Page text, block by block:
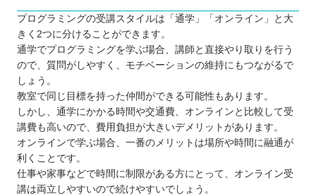
プログラミングの受講スタイルは「通学」「オンライン」と大
きく2つに分けることができます。
通学でプログラミングを学ぶ場合、講師と直接やり取りを行う
ので、質問がしやすく、モチベーションの維持にもつながるで
しょう。
教室で同じ目標を持った仲間ができる可能性もあります。
しかし、通学にかかる時間や交通費、オンラインと比較して受
講費も高いので、費用負担が大きいデメリットがあります。
オンラインで学ぶ場合、一番のメリットは場所や時間に融通が
利くことです。
仕事や家事などで時間に制限がある方にとって、オンライン受
講は両立しやすいので続けやすいでしょう。